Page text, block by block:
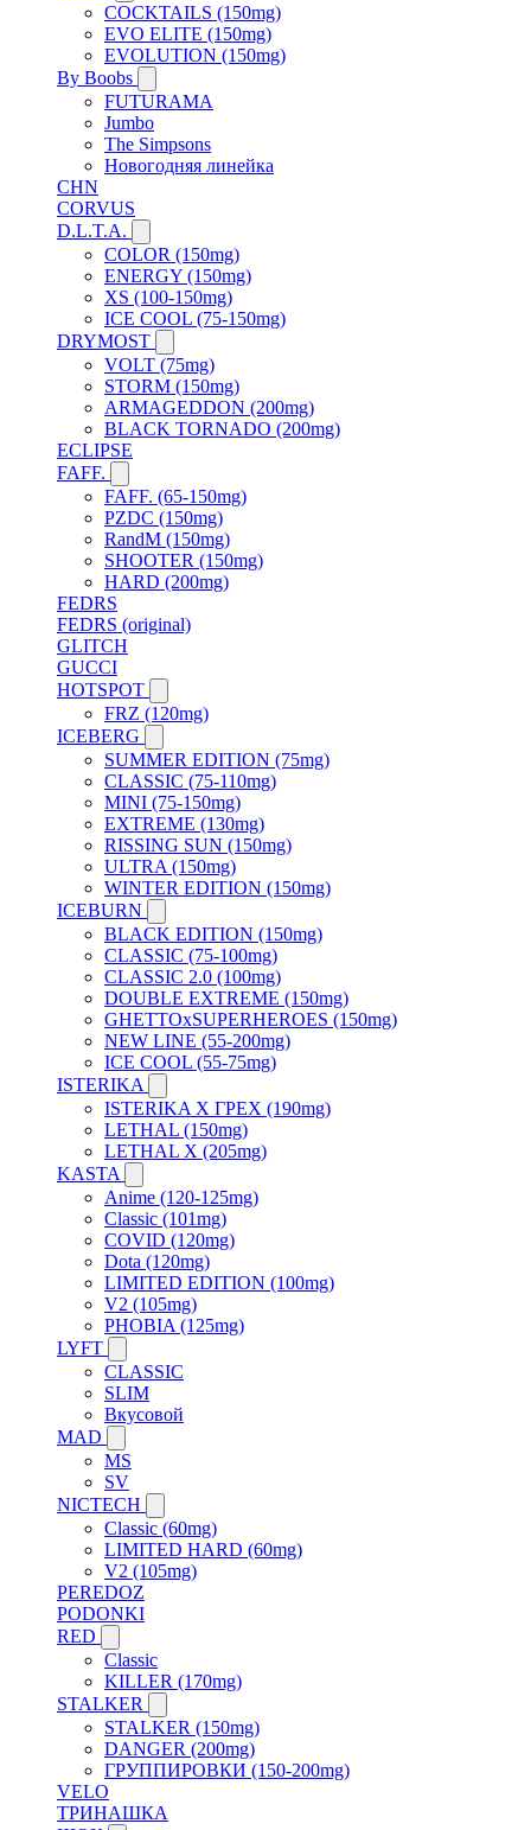
COCKTAILS (150mg)
EVO ELITE (150mg)
EVOLUTION (150mg)
By Boobs
FUTURAMA
Jumbo
The Simpsons
Новогодняя линейка
CHN
CORVUS
D.L.T.A.
COLOR (150mg)
ENERGY (150mg)
XS (100-150mg)
ICE COOL (75-150mg)
DRYMOST
VOLT (75mg)
STORM (150mg)
ARMAGEDDON (200mg)
BLACK TORNADO (200mg)
ECLIPSE
FAFF.
FAFF. (65-150mg)
PZDC (150mg)
RandM (150mg)
SHOOTER (150mg)
HARD (200mg)
FEDRS
FEDRS (original)
GLITCH
GUCCI
HOTSPOT
FRZ (120mg)
ICEBERG
SUMMER EDITION (75mg)
CLASSIC (75-110mg)
MINI (75-150mg)
EXTREME (130mg)
RISSING SUN (150mg)
ULTRA (150mg)
WINTER EDITION (150mg)
ICEBURN
BLACK EDITION (150mg)
CLASSIC (75-100mg)
CLASSIC 2.0 (100mg)
DOUBLE EXTREME (150mg)
GHETTOxSUPERHEROES (150mg)
NEW LINE (55-200mg)
ICE COOL (55-75mg)
ISTERIKA
ISTERIKA X ГРЕХ (190mg)
LETHAL (150mg)
LETHAL X (205mg)
KASTA
Anime (120-125mg)
Classic (101mg)
COVID (120mg)
Dota (120mg)
LIMITED EDITION (100mg)
V2 (105mg)
PHOBIA (125mg)
LYFT
CLASSIC
SLIM
Вкусовой
MAD
MS
SV
NICTECH
Classic (60mg)
LIMITED HARD (60mg)
V2 (105mg)
PEREDOZ
PODONKI
RED
Classic
KILLER (170mg)
STALKER
STALKER (150mg)
DANGER (200mg)
ГРУППИРОВКИ (150-200mg)
VELO
ТРИНАШКА